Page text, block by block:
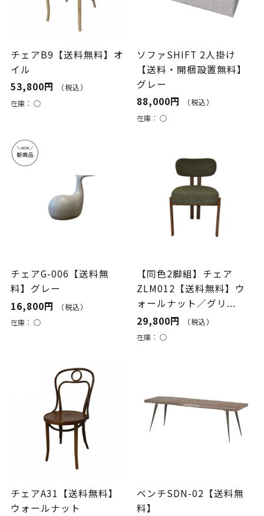
チェアB9【送料無料】オ
イル
53,800円
（税込）
在庫： ○
ソファSHIFT 2人掛け
【送料・開梱設置無料】
グレー
88,000円
（税込）
在庫：○
チェアG-006【送料無
料】グレー
16,800円
（税込）
在庫： ○
【同色2脚組】チェア
ZLM012【送料無料】ウ
ォールナット／グリ...
29,800円
（税込）
在庫：○
チェアA31【送料無料】
ウォールナット
ベンチSDN-02【送料無
料】